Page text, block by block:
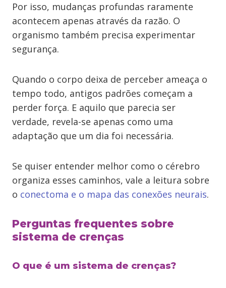
Por isso, mudanças profundas raramente
acontecem apenas através da razão. O
organismo também precisa experimentar
segurança.
Quando o corpo deixa de perceber ameaça o
tempo todo, antigos padrões começam a
perder força. E aquilo que parecia ser
verdade, revela-se apenas como uma
adaptação que um dia foi necessária.
Se quiser entender melhor como o cérebro
organiza esses caminhos, vale a leitura sobre
o conectoma e o mapa das conexões neurais.
Perguntas frequentes sobre
sistema de crenças
O que é um sistema de crenças?